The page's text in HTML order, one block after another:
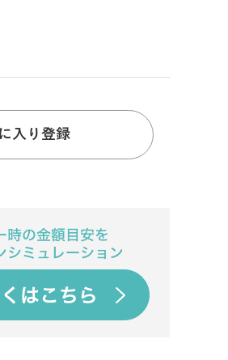
入り登録